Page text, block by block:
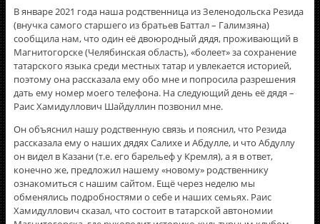
В январе 2021 года наша родственница из Зеленодольска Резида
(внучка самого старшего из братьев Баттал – Галимзяна)
сообщила нам, что один еë двоюродный дядя, проживающий в
Магнитогорске (Челябинская область), «болеет» за сохранение
татарского языка среди местных татар и увлекается историей,
поэтому она рассказала ему обо мне и попросила разрешения
дать ему номер моего телефона. На следующий день еë дядя –
Раис Хамидуллович Шайдуллин позвонил мне.
Он объяснил нашу родственную связь и пояснил, что Резида
рассказала ему о наших дядях Салихе и Абдулле, и что Абдуллу
он видел в Казани (т.е. его барельеф у Кремля), а я в ответ,
конечно же, предложил нашему «новому» родственнику
ознакомиться с нашим сайтом. Ещё через неделю мы
обменялись подробностями о себе и наших семьях. Раис
Хамидуллович сказал, что состоит в татарской автономии